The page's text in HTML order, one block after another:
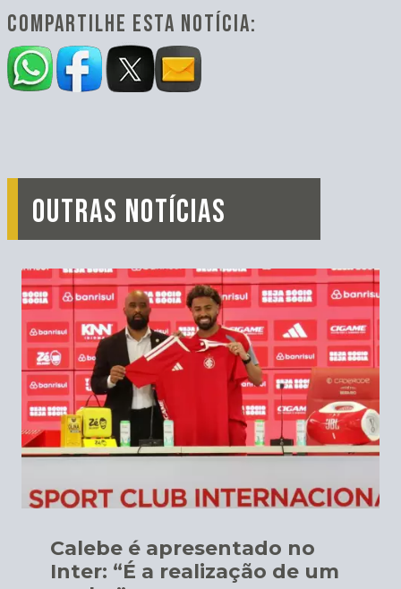
COMPARTILHE ESTA NOTÍCIA:
OUTRAS NOTÍCIAS
Calebe é apresentado no
Inter: “É a realização de um